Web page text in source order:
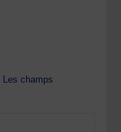
Les champs